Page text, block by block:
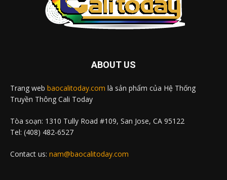
ABOUT US
Trang web baocalitoday.com là sản phẩm của Hệ Thống
Truyền Thông Cali Today
Tòa soạn: 1310 Tully Road #109, San Jose, CA 95122
Tel: (408) 482-6527
Contact us: nam@baocalitoday.com